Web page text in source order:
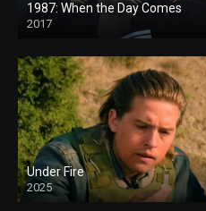
1987: When the Day Comes
2017
Under Fire
2025